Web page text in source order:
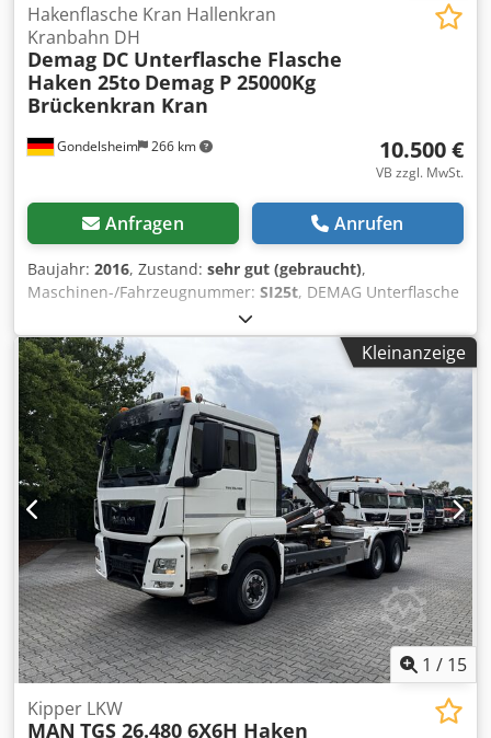
Gondelsheim 266 km
Hakenflasche Kran Hallenkran
Kranbahn DH
Demag DC Unterflasche Flasche
Haken 25to Demag P 25000Kg
Brückenkran Kran
10.500 €
VB zzgl. MwSt.
Anfragen Anrufen
Baujahr: 2016, Zustand: sehr gut (gebraucht),
Maschinen-/Fahrzeugnummer: SI25t, DEMAG Unterflasche
P DH PK DK DC Nutzlast 25000Kg / 25t NEUWERTIG -
ungebraucht Gebrauchter Zustand, Siehe Bilder
Artikelstandort ist 75053 Gondelsheim Versand per
Spedition oder Abholung nur nach Terminabsprache
Crjdpeupwn Usfx Aaijf Demag KBK1 KBK2 und KBK3
Schienen sind Lagerware ! Es sind auch andere KBK
Anlagen vorrätig. Nutzlast 125KG - 1600KG Bitte fragen Sie
Ihre Kranbahn mit Traglast und Abmessungen
unverbindlich an.
Kleinanzeige
1 / 15
Kipper LKW
MAN TGS 26.480 6X6H Haken